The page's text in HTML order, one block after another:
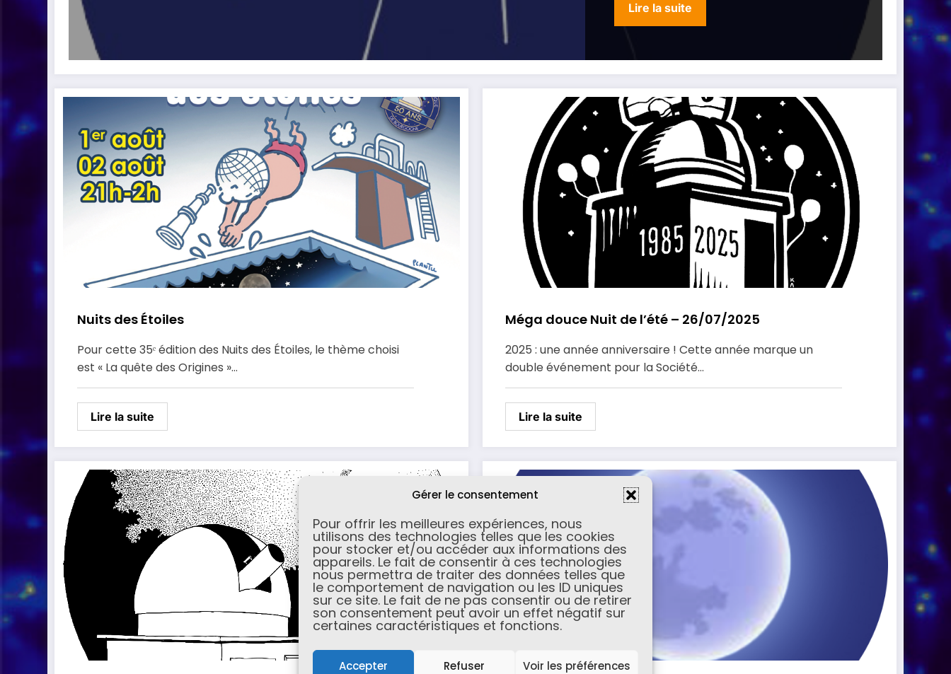
Gérer le consentement
Pour offrir les meilleures expériences, nous
utilisons des technologies telles que les cookies
pour stocker et/ou accéder aux informations des
appareils. Le fait de consentir à ces technologies
nous permettra de traiter des données telles que
le comportement de navigation ou les ID uniques
sur ce site. Le fait de ne pas consentir ou de retirer
son consentement peut avoir un effet négatif sur
certaines caractéristiques et fonctions.
Accepter Refuser Voir les préférences
Lire la suite
Nuits des Étoiles
Pour cette 35ᵉ édition des Nuits des Étoiles, le thème choisi
est « La quête des Origines »…
Lire la suite
Méga douce Nuit de l’été – 26/07/2025
2025 : une année anniversaire ! Cette année marque un
double événement pour la Société…
Lire la suite